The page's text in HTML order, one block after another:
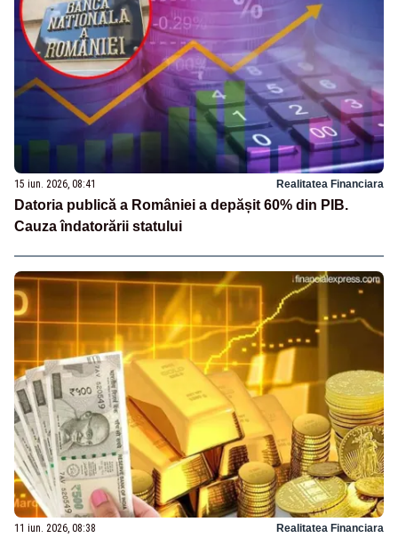
15 iun. 2026, 08:41 Realitatea Financiara
Datoria publică a României a depășit 60% din PIB.
Cauza îndatorării statului
11 iun. 2026, 08:38 Realitatea Financiara